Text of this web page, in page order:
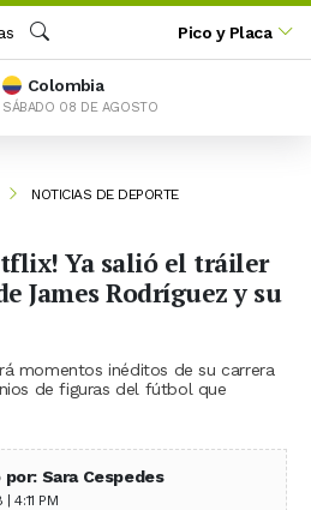
Buscar
Pico y Placa
Colombia
SÁBADO 08 DE AGOSTO
NOTICIAS DE DEPORTE
Ya salió el tráiler
James Rodríguez y su
momentos inéditos de su carrera
de figuras del fútbol que
por: Sara Cespedes
4:11 PM